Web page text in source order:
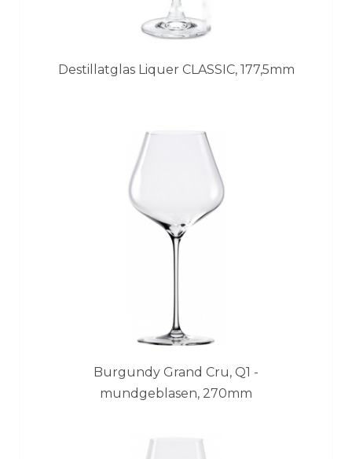
Destillatglas Liquer CLASSIC, 177,5mm
Burgundy Grand Cru, Q1 -
mundgeblasen, 270mm